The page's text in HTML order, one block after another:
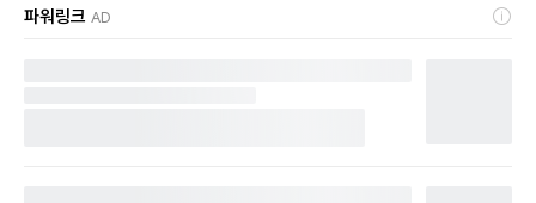
파워링크 AD